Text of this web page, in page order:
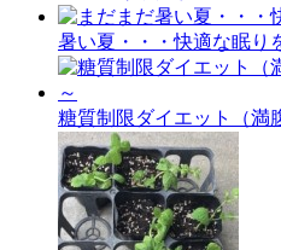
暑い夏・・・快適な眠り
糖質制限ダイエット（満